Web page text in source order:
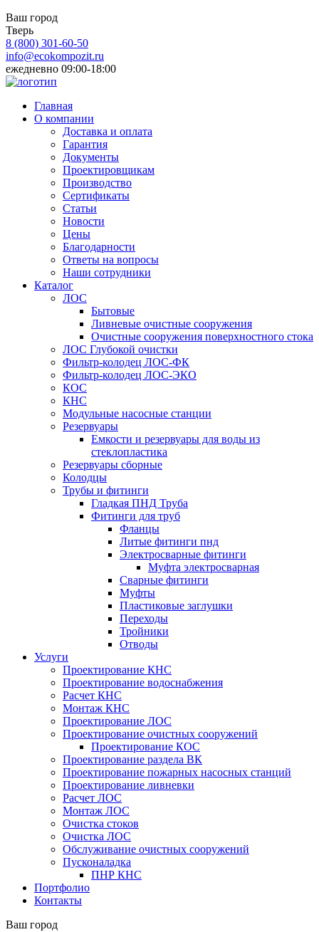
Ваш город
Тверь
8 (800) 301-60-50
info@ecokompozit.ru
ежедневно 09:00-18:00
Главная
О компании
Доставка и оплата
Гарантия
Документы
Проектировщикам
Производство
Сертификаты
Статьи
Новости
Цены
Благодарности
Ответы на вопросы
Наши сотрудники
Каталог
ЛОС
Бытовые
Ливневые очистные сооружения
Очистные сооружения поверхностного стока
ЛОС Глубокой очистки
Фильтр-колодец ЛОС-ФК
Фильтр-колодец ЛОС-ЭКО
КОС
КНС
Модульные насосные станции
Резервуары
Емкости и резервуары для воды из
стеклопластика
Резервуары сборные
Колодцы
Трубы и фитинги
Гладкая ПНД Труба
Фитинги для труб
Фланцы
Литые фитинги пнд
Электросварные фитинги
Муфта электросварная
Сварные фитинги
Муфты
Пластиковые заглушки
Переходы
Тройники
Отводы
Услуги
Проектирование КНС
Проектирование водоснабжения
Расчет КНС
Монтаж КНС
Проектирование ЛОС
Проектирование очистных сооружений
Проектирование КОС
Проектирование раздела ВК
Проектирование пожарных насосных станций
Проектирование ливневки
Расчет ЛОС
Монтаж ЛОС
Очистка стоков
Очистка ЛОС
Обслуживание очистных сооружений
Пусконаладка
ПНР КНС
Портфолио
Контакты
Ваш город